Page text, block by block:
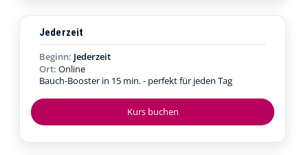
Kurs buchen
Jederzeit
Beginn: Jederzeit
Ort: Online
Bauch-Booster in 15 min. - perfekt für jeden Tag